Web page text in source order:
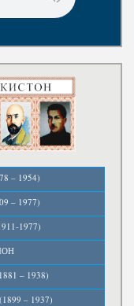
– 1954)
– 1977)
1977)
– 1938)
– 1937)